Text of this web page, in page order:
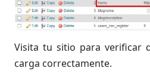
Visita tu sitio para verificar
carga correctamente.